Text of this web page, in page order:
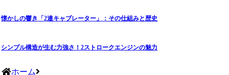
懐かしの響き「2連キャブレーター」：その仕組みと歴史
シンプル構造が生む力強さ！2ストロークエンジンの魅力
ホーム